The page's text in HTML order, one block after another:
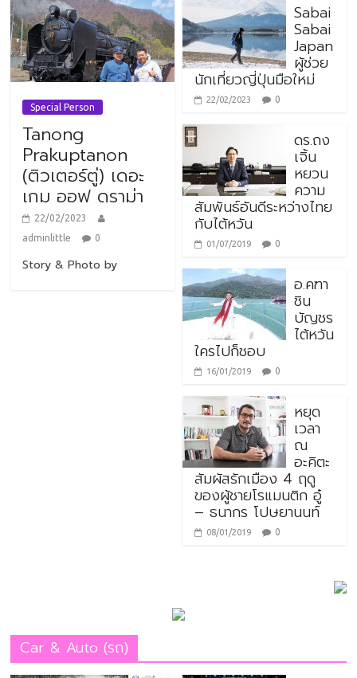
Special Person
Tanong
Prakuptanon
(ติวเตอร์ตู่) เดอะ
เกม ออฟ ดราม่า
22/02/2023
adminlittle
0
Story & Photo by
Sabai
Sabai
Japan
ผู้ช่วย
นักเที่ยวญี่ปุ่นมือใหม่
22/02/2023 0
ดร.ถง
เจิ้น
หยวน
ความ
สัมพันธ์อันดีระหว่างไทย
กับไต้หวัน
01/07/2019 0
อ.คฑา
ชิน
บัญชร
ไต้หวัน
ใครไปก็ชอบ
16/01/2019 0
หยุด
เวลา
ณ
อะคิตะ
สัมผัสรักเมือง 4 ฤดู
ของผู้ชายโรแมนติก อู๋
– ธนากร โปษยานนท์
08/01/2019 0
Car & Auto (รถ)